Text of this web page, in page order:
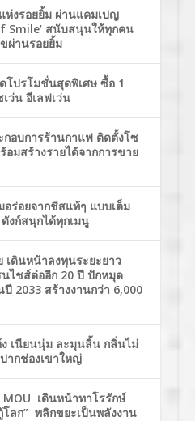
งรอยยิ้ม ผ่านแคมเปญ
Smile’ สนับสนุนให้ทุกคน
ผ่านรอยยิ้ม
โปรโมชั่นสุดพิเศษ ซื้อ 1
ว่น อีเลฟเว่น
กอบการร้านกาแฟ ติดตั้งโซ
อมสร้างรายได้จากการขาย
ร่อยจากชีสแท้ๆ แบบเต็ม
งก์สนุกได้ทุกเมนู
เดินหน้าลงทุนระยะยาว
ไชส์ต่ออีก 20 ปี ปักหมุด
2033 สร้างงานกว่า 6,000
เนียนนุ่ม ละมุนลิ้น กลิ่นไม่
ากช่องเขาใหญ่
เดินหน้าทาโรรักษ์
ลก” พลิกขยะเป็นพลังงาน